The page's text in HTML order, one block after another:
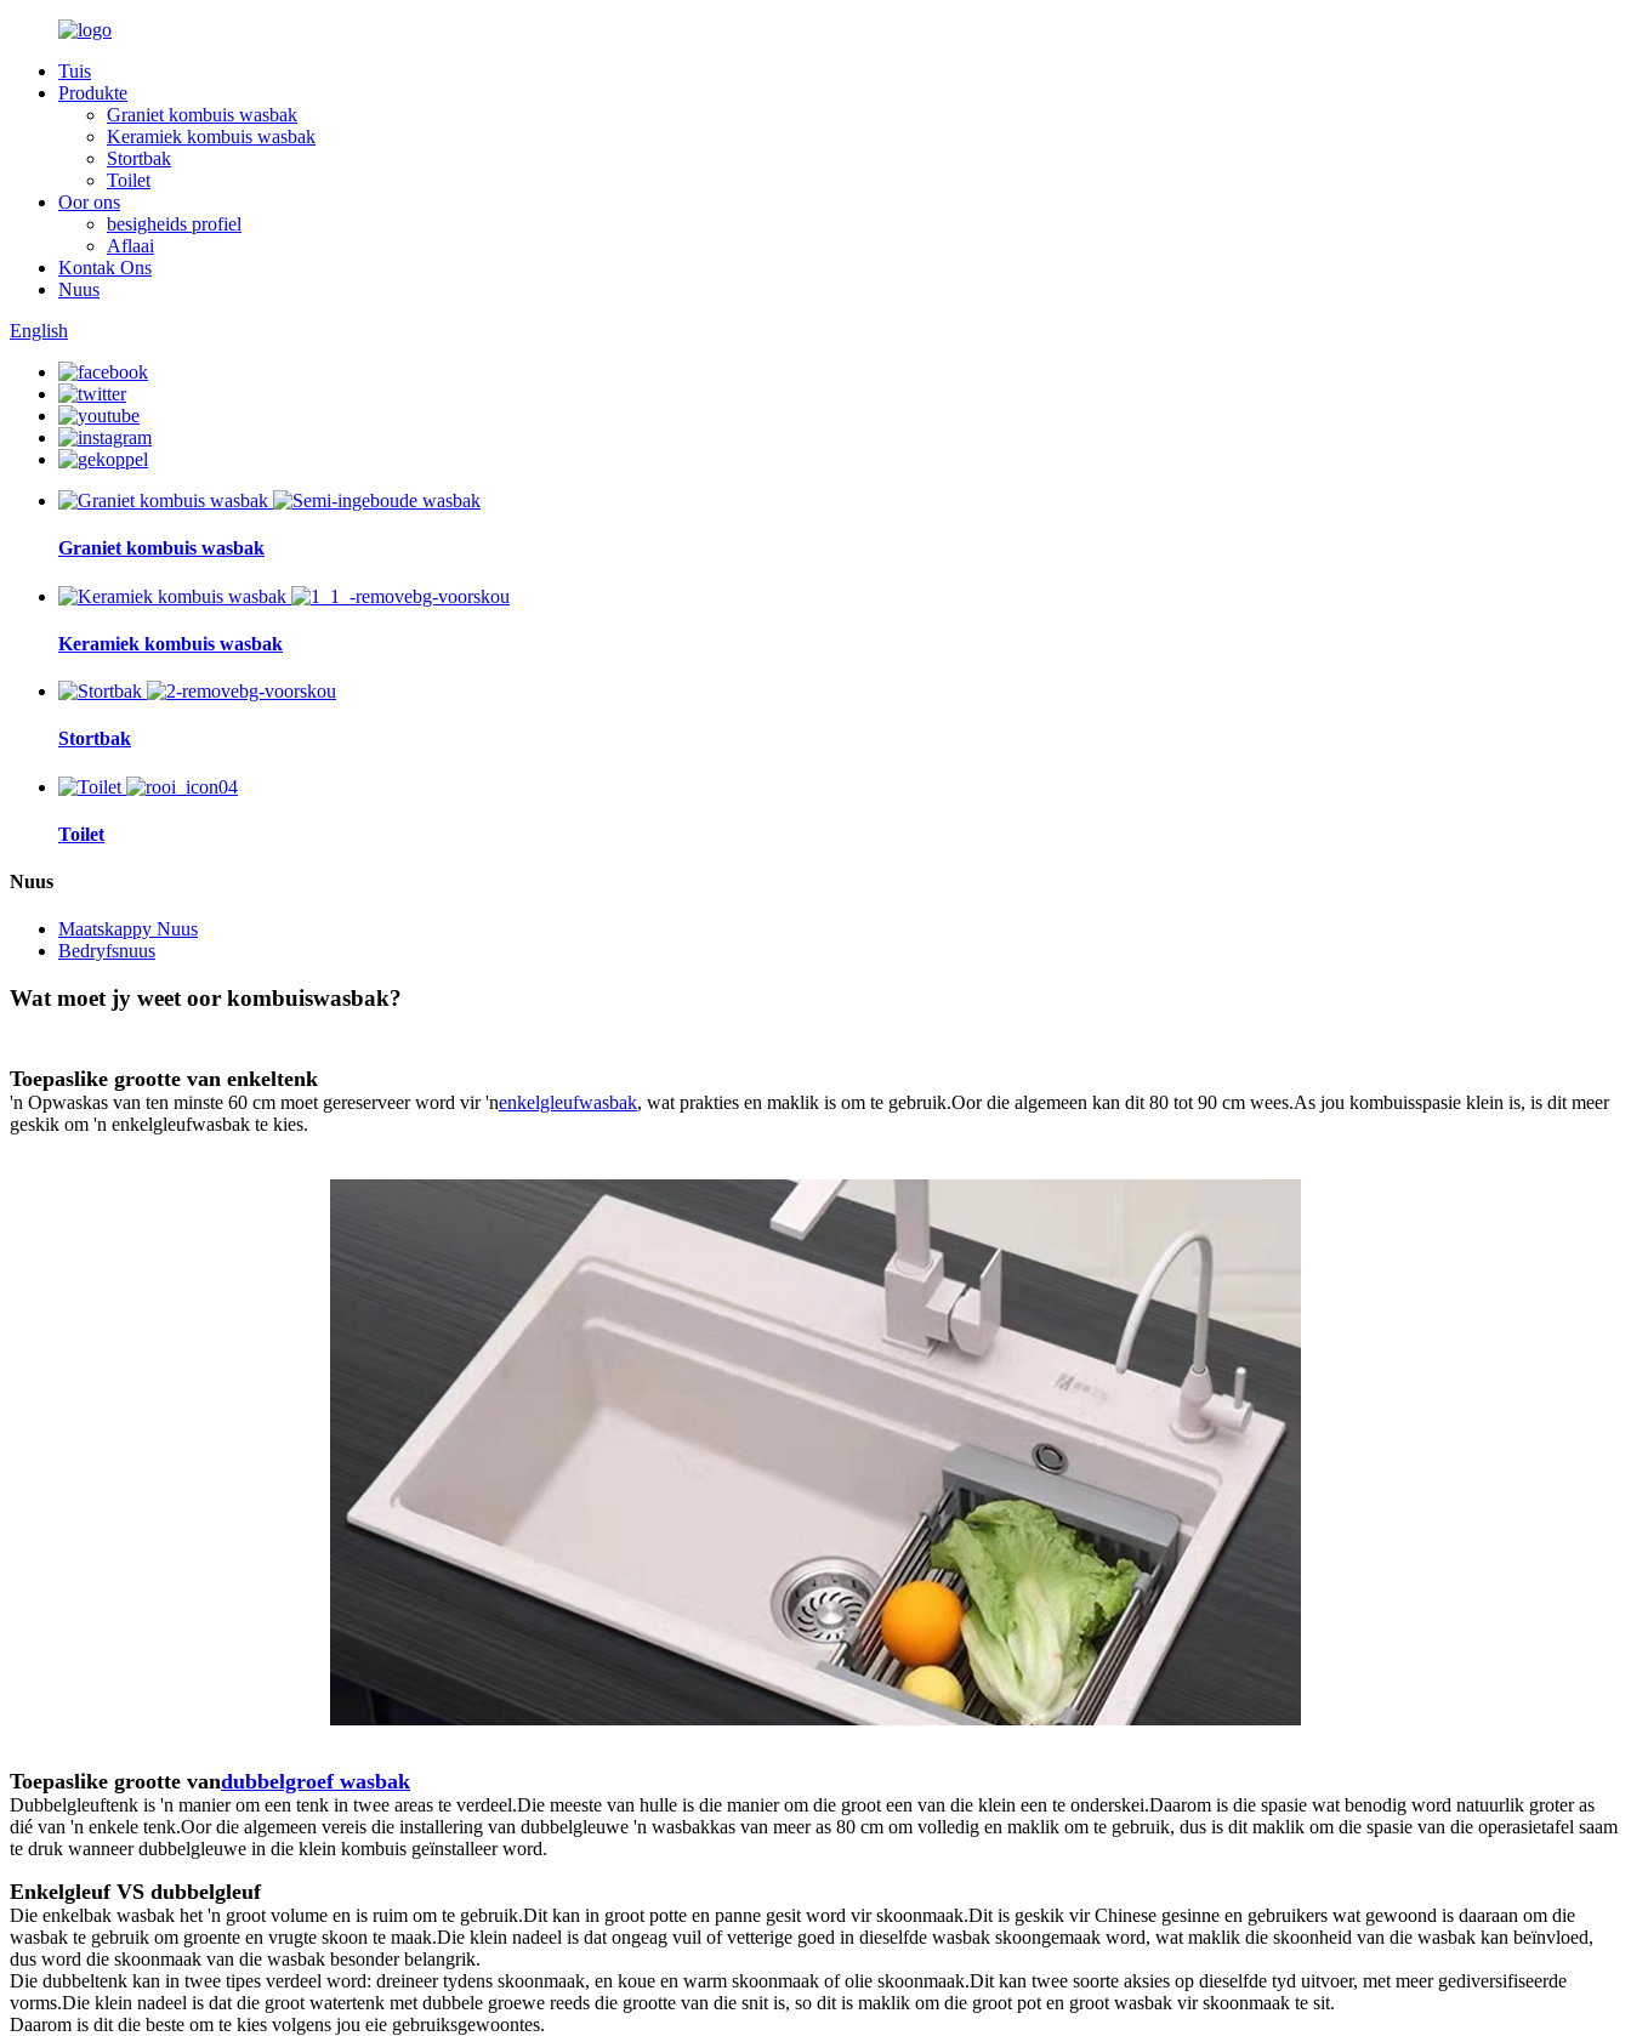
Tuis
Produkte
Graniet kombuis wasbak
Keramiek kombuis wasbak
Stortbak
Toilet
Oor ons
besigheids profiel
Aflaai
Kontak Ons
Nuus
English
Graniet kombuis wasbak
Keramiek kombuis wasbak
Stortbak
Toilet
Nuus
Maatskappy Nuus
Bedryfsnuus
Wat moet jy weet oor kombuiswasbak?
Toepaslike grootte van enkeltenk
'n Opwaskas van ten minste 60 cm moet gereserveer word vir 'nenkelgleufwasbak, wat prakties en maklik is om te gebruik.Oor die algemeen kan dit 80 tot 90 cm wees.As jou kombuisspasie klein is, is dit meer
geskik om 'n enkelgleufwasbak te kies.
Toepaslike grootte vandubbelgroef wasbak
Dubbelgleuftenk is 'n manier om een ​​tenk in twee areas te verdeel.Die meeste van hulle is die manier om die groot een van die klein een te onderskei.Daarom is die spasie wat benodig word natuurlik groter as
dié van 'n enkele tenk.Oor die algemeen vereis die installering van dubbelgleuwe 'n wasbakkas van meer as 80 cm om volledig en maklik om te gebruik, dus is dit maklik om die spasie van die operasietafel saam
te druk wanneer dubbelgleuwe in die klein kombuis geïnstalleer word.
Enkelgleuf VS dubbelgleuf
Die enkelbak wasbak het 'n groot volume en is ruim om te gebruik.Dit kan in groot potte en panne gesit word vir skoonmaak.Dit is geskik vir Chinese gesinne en gebruikers wat gewoond is daaraan om die
wasbak te gebruik om groente en vrugte skoon te maak.Die klein nadeel is dat ongeag vuil of vetterige goed in dieselfde wasbak skoongemaak word, wat maklik die skoonheid van die wasbak kan beïnvloed,
dus word die skoonmaak van die wasbak besonder belangrik.
Die dubbeltenk kan in twee tipes verdeel word: dreineer tydens skoonmaak, en koue en warm skoonmaak of olie skoonmaak.Dit kan twee soorte aksies op dieselfde tyd uitvoer, met meer gediversifiseerde
vorms.Die klein nadeel is dat die groot watertenk met dubbele groewe reeds die grootte van die snit is, so dit is maklik om die groot pot en groot wasbak vir skoonmaak te sit.
Daarom is dit die beste om te kies volgens jou eie gebruiksgewoontes.